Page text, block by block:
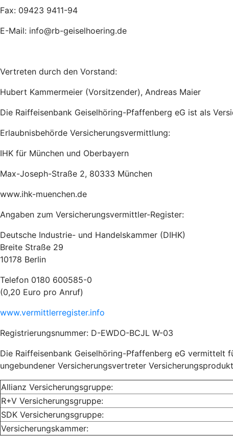
Fax: 09423 9411-94
E-Mail: info@rb-geiselhoering.de
Vertreten durch den Vorstand:
Hubert Kammermeier (Vorsitzender), Andreas Maier
Die Raiffeisenbank Geiselhöring-Pfaffenberg eG ist als
Erlaubnisbehörde Versicherungsvermittlung:
IHK für München und Oberbayern
Max-Joseph-Straße 2, 80333 München
www.ihk-muenchen.de
Angaben zum Versicherungsvermittler-Register:
Deutsche Industrie- und Handelskammer (DIHK)
Breite Straße 29
10178 Berlin
Telefon 0180 600585-0
(0,20 Euro pro Anruf)
www.vermittlerregister.info
Registrierungsnummer: D-EWDO-BCJL W-03
Die Raiffeisenbank Geiselhöring-Pfaffenberg eG vermittelt
ungebundener Versicherungsvertreter
Allianz Versicherungsgruppe:
R+V Versicherungsgruppe:
SDK Versicherungsgruppe:
Versicherungskammer: